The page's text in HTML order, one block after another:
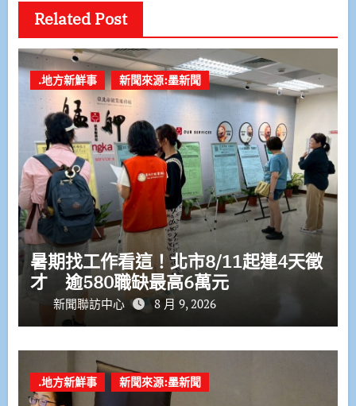
Related Post
.地方新鮮事 新聞來源:墨新聞
暑期找工作看這！北市8/11起連4天徵
才 逾580職缺最高6萬元
新聞聯訪中心 8 月 9, 2026
.地方新鮮事 新聞來源:墨新聞